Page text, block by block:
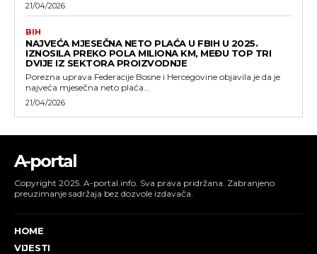
21/04/2026
BIH
NAJVEĆA MJESEČNA NETO PLAĆA U FBIH U 2025.
IZNOSILA PREKO POLA MILIONA KM, MEĐU TOP TRI
DVIJE IZ SEKTORA PROIZVODNJE
Porezna uprava Federacije Bosne i Hercegovine objavila je da je
najveća mjesečna neto plaća...
21/04/2026
A-portal
Copyright 2025. A-portal.info. Sva prava pridržana. Zabranjeno
preuzimanje sadržaja bez dozvole izdavača.
HOME
VIJESTI